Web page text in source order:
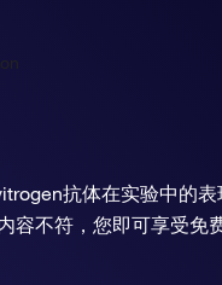
抗体在实验中的
容不符，您即可享受免